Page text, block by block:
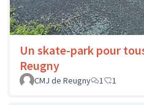
Un skate-park pour
Reugny
CMJ de Reugny
1 1